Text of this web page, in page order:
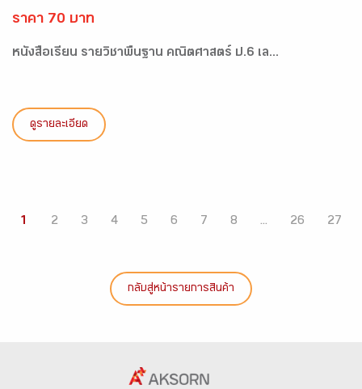
ราคา 70 บาท
หนังสือเรียน รายวิชาพื้นฐาน คณิตศาสตร์ ป.6 เล...
ดูรายละเอียด
1 2 3 4 5 6 7 8 ... 26 27
กลับสู่หน้ารายการสินค้า